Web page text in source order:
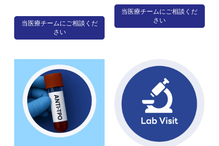
当医療チームにご相談くだ
さい
当医療チームにご相談くだ
さい